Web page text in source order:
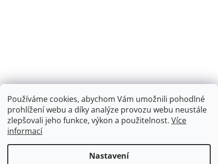
Používáme cookies, abychom Vám umožnili pohodlné
prohlížení webu a díky analýze provozu webu neustále
zlepšovali jeho funkce, výkon a použitelnost. Více
informací
Nastavení
Sledovat na Instagramu